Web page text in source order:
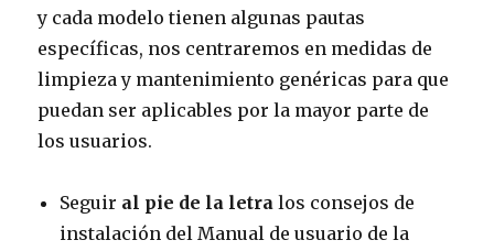
y cada modelo tienen algunas pautas
específicas, nos centraremos en medidas de
limpieza y mantenimiento genéricas para que
puedan ser aplicables por la mayor parte de
los usuarios.
Seguir al pie de la letra los consejos de
instalación del Manual de usuario de la